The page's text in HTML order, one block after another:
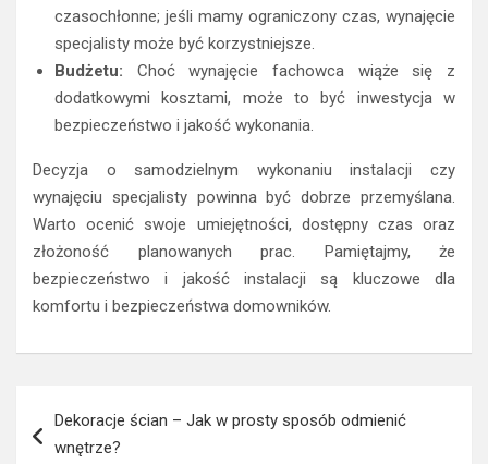
czasochłonne; jeśli mamy ograniczony czas, wynajęcie
specjalisty może być korzystniejsze.
Budżetu: Choć wynajęcie fachowca wiąże się z
dodatkowymi kosztami, może to być inwestycja w
bezpieczeństwo i jakość wykonania.
Decyzja o samodzielnym wykonaniu instalacji czy
wynajęciu specjalisty powinna być dobrze przemyślana.
Warto ocenić swoje umiejętności, dostępny czas oraz
złożoność planowanych prac. Pamiętajmy, że
bezpieczeństwo i jakość instalacji są kluczowe dla
komfortu i bezpieczeństwa domowników.
wpisu
Dekoracje ścian – Jak w prosty sposób odmienić
wnętrze?